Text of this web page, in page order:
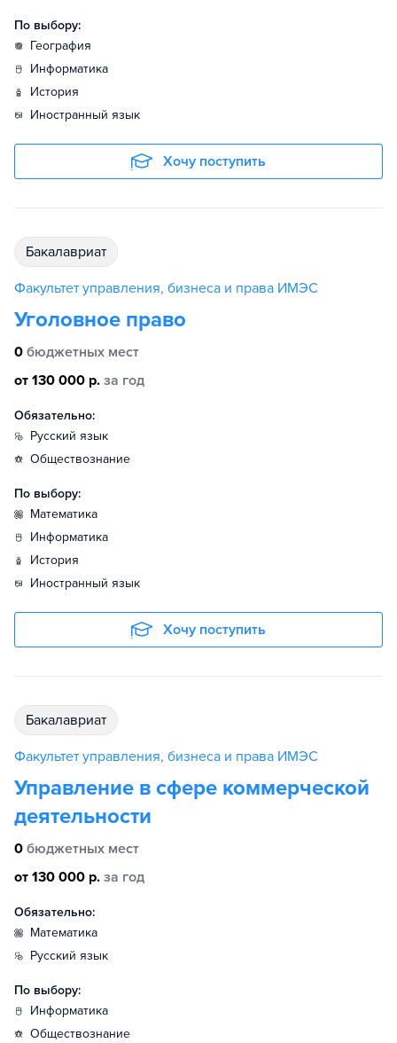
По выбору:
география
информатика
история
иностранный язык
Хочу поступить
бакалавриат
Факультет управления, бизнеса и права ИМЭС
Уголовное право
0 бюджетных мест
от 130 000 р. за год
Обязательно:
русский язык
обществознание
По выбору:
математика
информатика
история
иностранный язык
Хочу поступить
бакалавриат
Факультет управления, бизнеса и права ИМЭС
Управление в сфере коммерческой
деятельности
0 бюджетных мест
от 130 000 р. за год
Обязательно:
математика
русский язык
По выбору:
информатика
обществознание